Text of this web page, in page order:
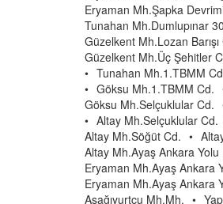
Eryaman Mh.Şapka
Tunahan Mh.Dumlupınar
Güzelkent Mh.Lozan Barışı
Güzelkent Mh.Üç Şehitler
• Tunahan Mh.1.TBMM
• Göksu Mh.1.TBMM Cd.
Göksu Mh.Selçuklular Cd.
• Altay Mh.Selçuklular Cd.
Altay Mh.Söğüt Cd. •
Altay Mh.Ayaş Ankara Yolu
Eryaman Mh.Ayaş Ankara
Eryaman Mh.Ayaş Ankara
Aşağıyurtçu Mh.Mh. •